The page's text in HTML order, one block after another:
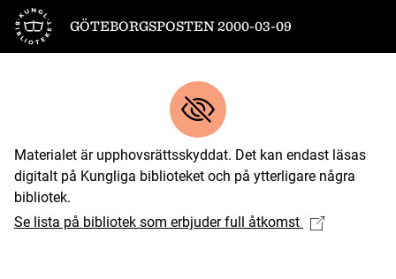
Till startsidan
GÖTEBORGSPOSTEN 2000-03-09
Materialet är upphovsrättsskyddat. Det kan endast läsas
digitalt på Kungliga biblioteket och på ytterligare några
bibliotek.
Se lista på bibliotek som erbjuder full åtkomst